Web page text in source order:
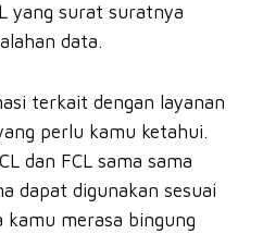
yang surat suratnya
data.
terkait dengan layanan
perlu kamu ketahui.
dan FCL sama sama
dapat digunakan sesuai
kamu merasa bingung